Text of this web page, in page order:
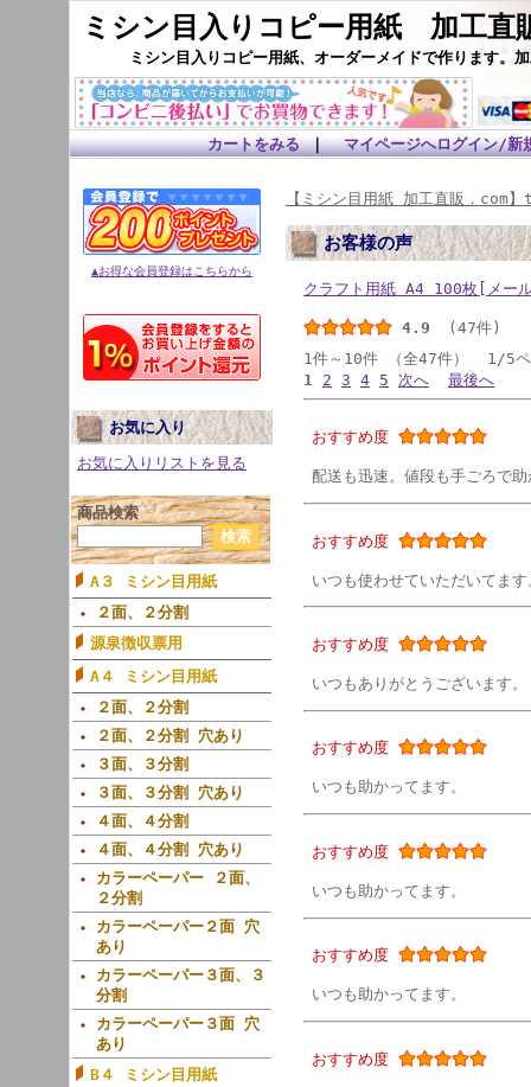
ミシン目入りコピー用紙 加工直
ミシン目入りコピー用紙、オーダーメイドで作ります。
カートをみる｜ マイページへログイン/新
▲お得な会員登録はこちらから
お気に入り
お気に入りリストを見る
商品検索
A３ ミシン目用紙
２面、２分割
源泉徴収票用
A４ ミシン目用紙
２面、２分割
２面、２分割 穴あり
３面、３分割
３面、３分割 穴あり
４面、４分割
４面、４分割 穴あり
カラーペーパー ２面、
２分割
カラーペーパー２面 穴
あり
カラーペーパー３面、３
分割
カラーペーパー３面 穴
あり
B４ ミシン目用紙
【ミシン目用紙 加工直販．com
お客様の声
クラフト用紙 A4 100枚[メー
4.9
(47件)
1件～10件 （全47件） 1/5ペ
1
2 3 4 5 次へ 最後へ
おすすめ度
配送も迅速。値段も手ごろで
おすすめ度
いつも使わせていただいてます
おすすめ度
いつもありがとうございます。
おすすめ度
いつも助かってます。
おすすめ度
いつも助かってます。
おすすめ度
いつも助かってます。
おすすめ度